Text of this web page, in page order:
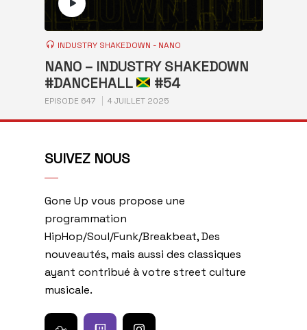
INDUSTRY SHAKEDOWN - NANO
NANO – INDUSTRY SHAKEDOWN
#DANCEHALL
#54
EPISODE 647 4 JUILLET 2025
SUIVEZ NOUS
Gone Up vous propose une
programmation
HipHop/Soul/Funk/Breakbeat, Des
nouveautés, mais aussi des classiques
ayant contribué à votre street culture
musicale.